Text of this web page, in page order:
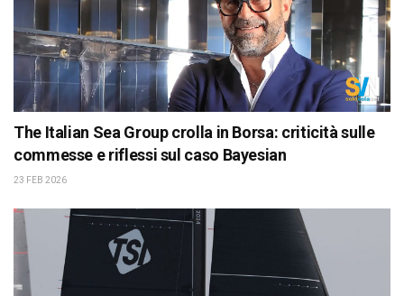
The Italian Sea Group crolla in Borsa: criticità sulle
commesse e riflessi sul caso Bayesian
23 FEB 2026